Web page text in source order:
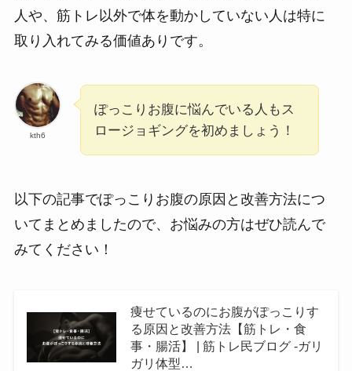
人や、筋トレ以外で体を動かしていない人は特に
取り入れてみる価値ありです。
kth6
ぽっこりお腹に悩んでいる人もス
ロージョギングを初めましょう！
以下の記事でぽっこりお腹の原因と改善方法につ
いてまとめましたので、お悩みの方はぜひ読んで
みてください！
痩せているのにお腹がぽっこりす
る原因と改善方法【筋トレ・食
事・腸活】 | 筋トレ民ブログ -ガリ
ガリ体型…